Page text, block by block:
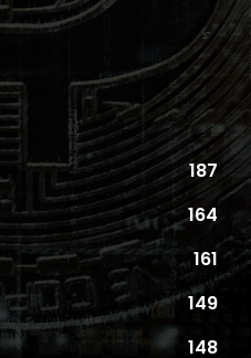
187
164
161
149
148